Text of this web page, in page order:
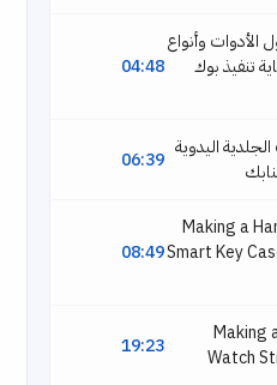
04:48
الأدوات وأنواع
تنفيذ بوك
06:39 اليدوية
08:49
Making a
Smart Key
19:23
Making
Watch